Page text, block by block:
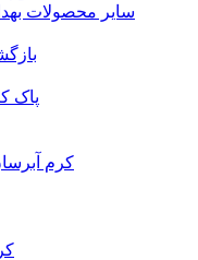
سایر محصولات
پاک
کرم